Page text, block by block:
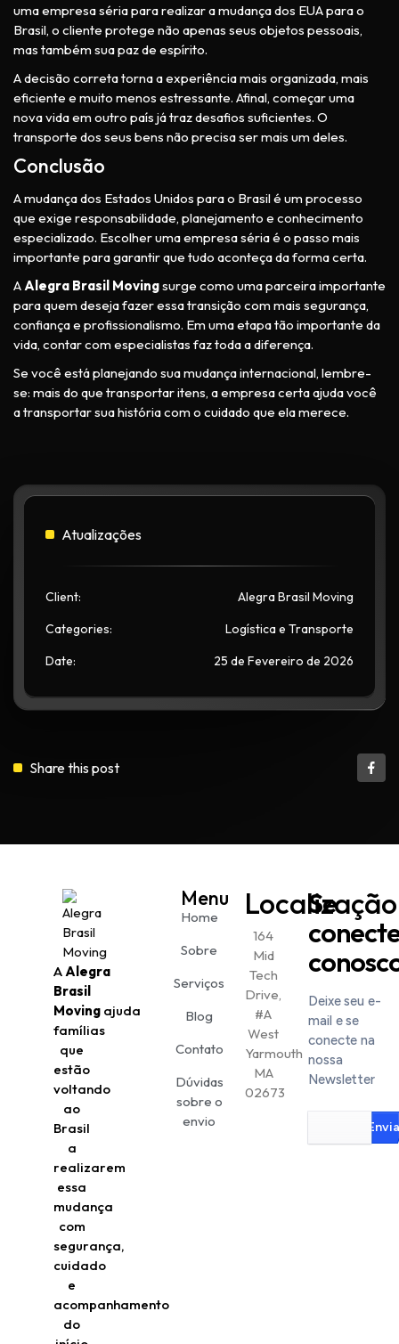
uma empresa séria para realizar a mudança dos EUA para o
Brasil, o cliente protege não apenas seus objetos pessoais,
mas também sua paz de espírito.
A decisão correta torna a experiência mais organizada, mais
eficiente e muito menos estressante. Afinal, começar uma
nova vida em outro país já traz desafios suficientes. O
transporte dos seus bens não precisa ser mais um deles.
Conclusão
A mudança dos Estados Unidos para o Brasil é um processo
que exige responsabilidade, planejamento e conhecimento
especializado. Escolher uma empresa séria é o passo mais
importante para garantir que tudo aconteça da forma certa.
AAlegra Brasil Movingsurge como uma parceira importante
para quem deseja fazer essa transição com mais segurança,
confiança e profissionalismo. Em uma etapa tão importante da
vida, contar com especialistas faz toda a diferença.
Se você está planejando sua mudança internacional, lembre-
se: mais do que transportar itens, a empresa certa ajuda você
a transportar sua história com o cuidado que ela merece.
Atualizações
Client:
Alegra Brasil Moving
Categories:
Logística e Transporte
Date:
25 de Fevereiro de 2026
Share this post
AAlegra
Brasil
Moving ajuda
famílias
que
estão
voltando
ao
Brasil
a
realizarem
essa
mudança
com
segurança,
cuidado
e
acompanhamento
do
Menu
Home
Sobre
Serviços
Blog
Contato
Dúvidas
sobre o
envio
Localização
164
Mid
Tech
Drive,
#A
West
Yarmouth
MA
02673
Se
Deixe seu e-
mail e se
conecte na
nossa
Newsletter